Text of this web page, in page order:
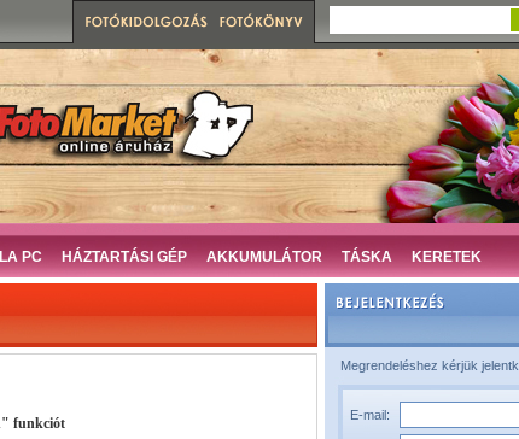
PC HÁZTARTÁSI GÉP AKKUMULÁTOR TÁSKA KERETEK
funkciót
Megrendeléshez kérjük
E-mail: